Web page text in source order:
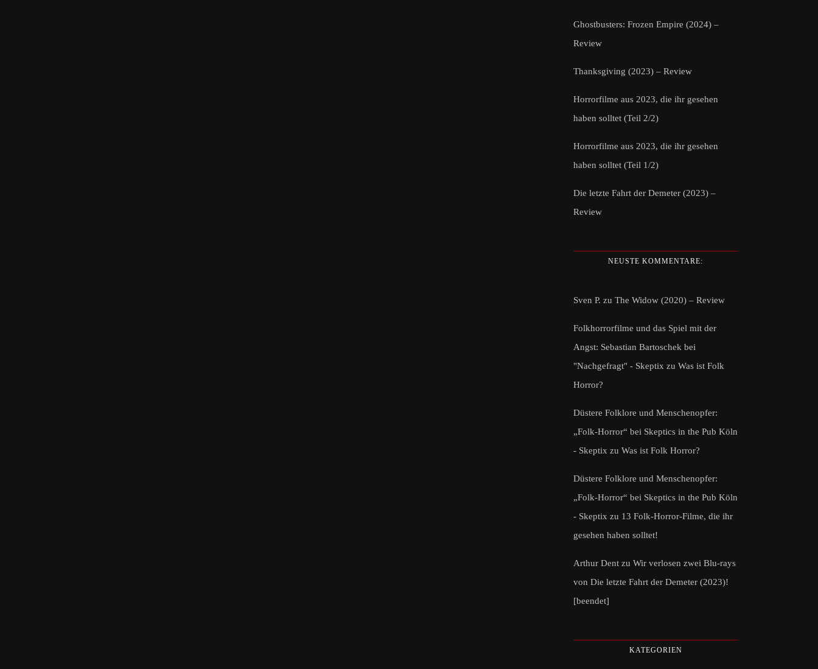
Ghostbusters: Frozen Empire (2024) –
Review
Thanksgiving (2023) – Review
Horrorfilme aus 2023, die ihr gesehen
haben solltet (Teil 2/2)
Horrorfilme aus 2023, die ihr gesehen
haben solltet (Teil 1/2)
Die letzte Fahrt der Demeter (2023) –
Review
NEUSTE KOMMENTARE:
Sven P. zu The Widow (2020) – Review
Folkhorrorfilme und das Spiel mit der
Angst: Sebastian Bartoschek bei
"Nachgefragt" - Skeptix zu Was ist Folk
Horror?
Düstere Folklore und Menschenopfer:
„Folk-Horror“ bei Skeptics in the Pub Köln
- Skeptix zu Was ist Folk Horror?
Düstere Folklore und Menschenopfer:
„Folk-Horror“ bei Skeptics in the Pub Köln
- Skeptix zu 13 Folk-Horror-Filme, die ihr
gesehen haben solltet!
Arthur Dent zu Wir verlosen zwei Blu-rays
von Die letzte Fahrt der Demeter (2023)!
[beendet]
KATEGORIEN